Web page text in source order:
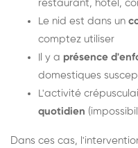
restaurant, hôtel,
Le nid est dans un
comptez utiliser
Il y a présence
domestiques
L'activité
quotidien
Dans ces cas,